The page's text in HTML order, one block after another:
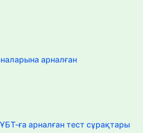
арналған
ға арналған тест сұрақтары